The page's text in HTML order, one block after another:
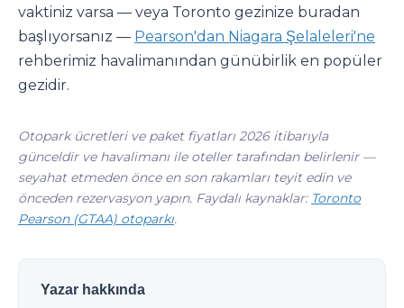
vaktiniz varsa — veya Toronto gezinize buradan
başlıyorsanız — Pearson'dan Niagara Şelaleleri'ne
rehberimiz havalimanından günübirlik en popüler
gezidir.
Otopark ücretleri ve paket fiyatları 2026 itibarıyla
günceldir ve havalimanı ile oteller tarafından belirlenir —
seyahat etmeden önce en son rakamları teyit edin ve
önceden rezervasyon yapın. Faydalı kaynaklar: Toronto
Pearson (GTAA) otoparkı.
Yazar hakkında